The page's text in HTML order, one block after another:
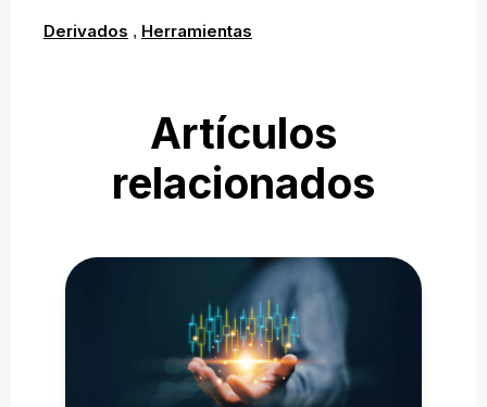
Derivados , Herramientas
Artículos
relacionados